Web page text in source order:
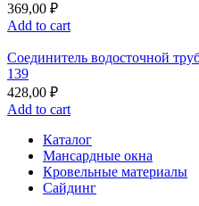
369,00 ₽
Add to cart
Соединитель водосточной
139
428,00 ₽
Add to cart
Каталог
Мансардные окна
Кровельные материалы
Сайдинг